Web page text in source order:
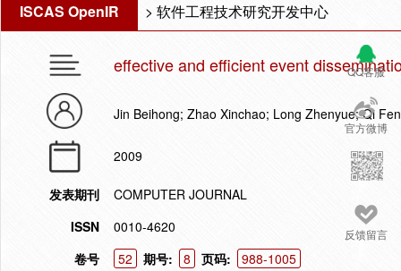
ISCAS OpenIR > 软件工程技术研究开发中心
QQ客服
官方微博
反馈留言
effective and efficient event
Jin Beihong; Zhao Xinchao; Long Zhenyue; Qi
2009
发表期刊
COMPUTER JOURNAL
ISSN
0010-4620
卷号
52 期号: 8 页码:
988-1005